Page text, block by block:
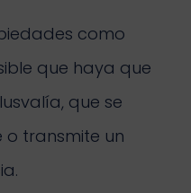
como
que haya que
que se
transmite un